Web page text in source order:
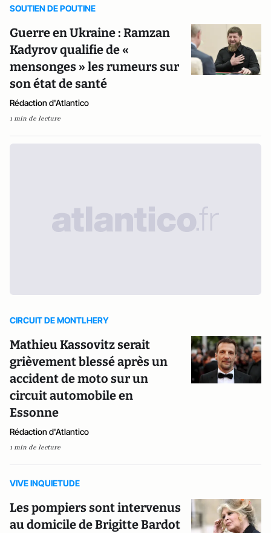
SOUTIEN DE POUTINE
Guerre en Ukraine : Ramzan
Kadyrov qualifie de «
mensonges » les rumeurs sur
son état de santé
Rédaction d'Atlantico
1 min de lecture
CIRCUIT DE MONTLHERY
Mathieu Kassovitz serait
grièvement blessé après un
accident de moto sur un
circuit automobile en
Essonne
Rédaction d'Atlantico
1 min de lecture
VIVE INQUIETUDE
Les pompiers sont intervenus
au domicile de Brigitte Bardot